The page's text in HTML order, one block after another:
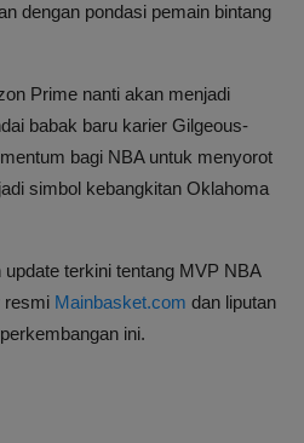
dengan pondasi pemain bintang
Prime nanti akan menjadi
babak baru karier Gilgeous-
bagi NBA untuk menyorot
simbol kebangkitan Oklahoma
terkini tentang MVP NBA
resmi Mainbasket.com dan liputan
ini.